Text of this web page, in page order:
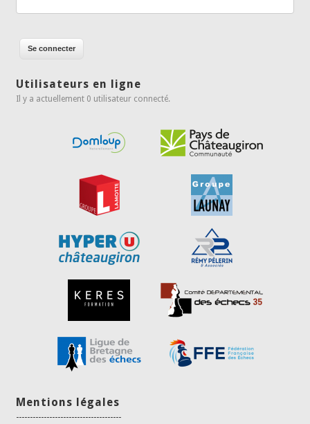
Utilisateurs en ligne
Il y a actuellement 0 utilisateur connecté.
Mentions légales
--------------------------------------